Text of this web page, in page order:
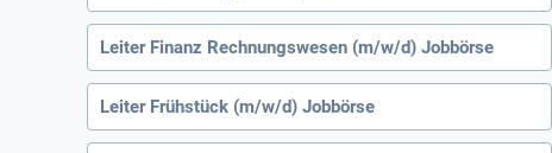
Leiter Finanz Rechnungswesen (m/w/d) Jobbörse
Leiter Frühstück (m/w/d) Jobbörse